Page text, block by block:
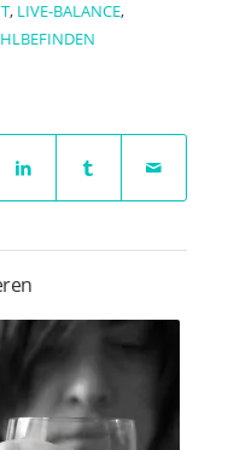
, LIVE-BALANCE,